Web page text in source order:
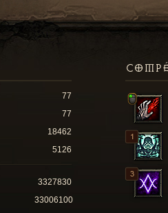
77
77
18462
5126
3327830
33006100